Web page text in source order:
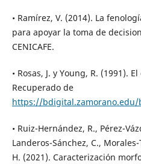
• Ramírez, V. (2014). La
para apoyar la toma de
CENICAFE.
• Rosas, J. y Young, R. (1991).
Recuperado de
https://
• Ruiz-Hernández, R., Pérez-
Landeros-Sánchez, C.,
H. (2021). Caracterización